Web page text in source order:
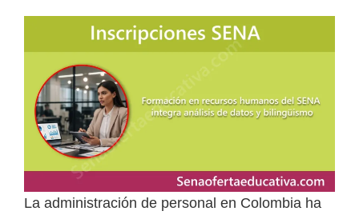
a
u
rLa administración de personal en Colombia ha